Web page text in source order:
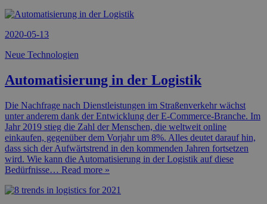
2020-05-13
Neue Technologien
Automatisierung in der Logistik
Die Nachfrage nach Dienstleistungen im Straßenverkehr wächst
unter anderem dank der Entwicklung der E-Commerce-Branche. Im
Jahr 2019 stieg die Zahl der Menschen, die weltweit online
einkaufen, gegenüber dem Vorjahr um 8%. Alles deutet darauf hin,
dass sich der Aufwärtstrend in den kommenden Jahren fortsetzen
wird. Wie kann die Automatisierung in der Logistik auf diese
Bedürfnisse… Read more »